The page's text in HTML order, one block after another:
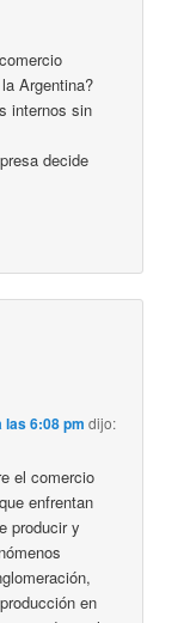
Argentina?
internos sin
decide
las 6:08 pm dijo:
el comercio
enfrentan
producir y
en